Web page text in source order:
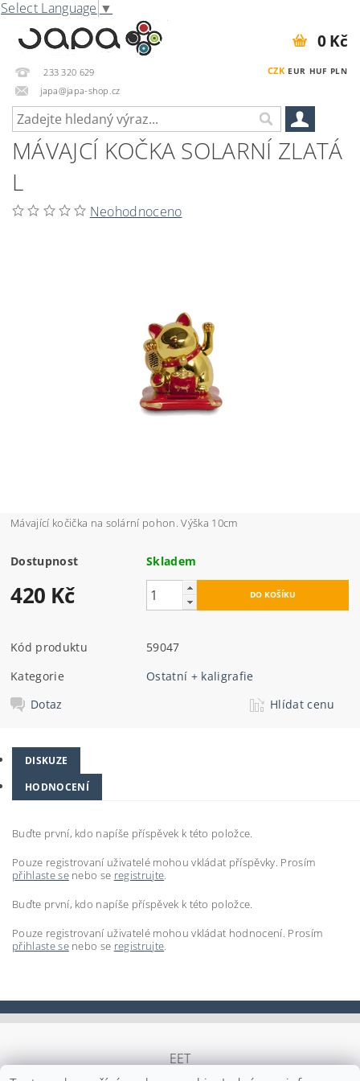
Select Language ▼
233 320 629
japa@japa-shop.cz
CZK EUR HUF PLN
0 Kč
MÁVAJCÍ KOČKA SOLARNÍ ZLATÁ
L
Neohodnoceno
Mávající kočička na solární pohon. Výška 10cm
Dostupnost Skladem
420 Kč
Kód produktu
59047
Kategorie
Ostatní + kaligrafie
Dotaz
Hlídat cenu
DISKUZE
HODNOCENÍ
Buďte první, kdo napíše příspěvek k této položce.
Pouze registrovaní uživatelé mohou vkládat příspěvky. Prosím
přihlaste senebo se registrujte.
Buďte první, kdo napíše příspěvek k této položce.
Pouze registrovaní uživatelé mohou vkládat hodnocení. Prosím
přihlaste senebo se registrujte.
EET